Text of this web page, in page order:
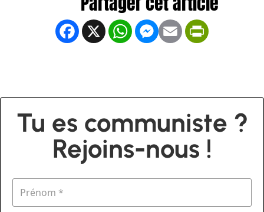
Facebook
X WhatsApp
Messenger
Email
Tu es communiste ?
Rejoins-nous !